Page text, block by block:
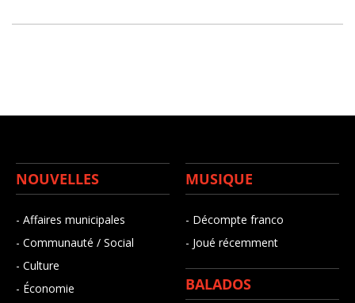
NOUVELLES
- Affaires municipales
- Communauté / Social
- Culture
- Économie
MUSIQUE
- Décompte franco
- Joué récemment
BALADOS